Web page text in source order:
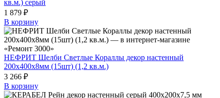
кв.м.) серый
1 879 ₽
В корзину
НЕФРИТ Шелби Светлые Кораллы декор настенный
200х400х8мм (15шт) (1,2 кв.м.)
3 266 ₽
В корзину